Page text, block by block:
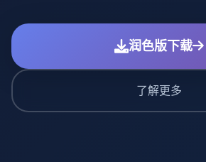
润色版下载
了解更多